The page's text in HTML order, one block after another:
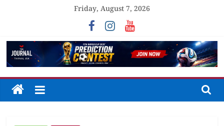
Friday, August 7, 2026
The